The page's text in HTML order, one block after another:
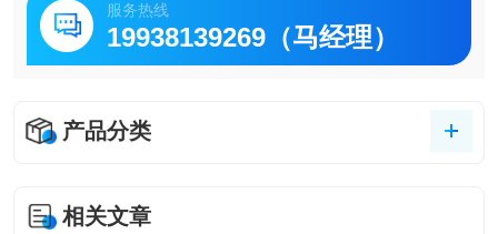
服务热线
19938139269（马经理）
产品分类
相关文章